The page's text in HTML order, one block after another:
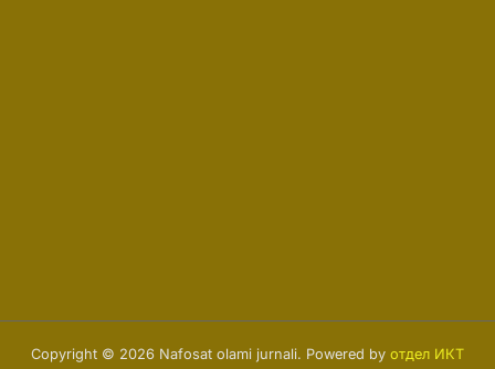
Copyright © 2026 Nafosat olami jurnali. Powered by отдел ИКТ